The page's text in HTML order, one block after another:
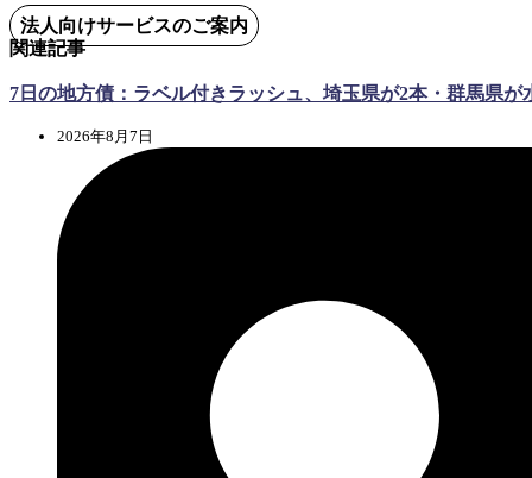
法人向けサービスのご案内
関連記事
7日の地方債：ラベル付きラッシュ、埼玉県が2本・群馬県が
2026年8月7日